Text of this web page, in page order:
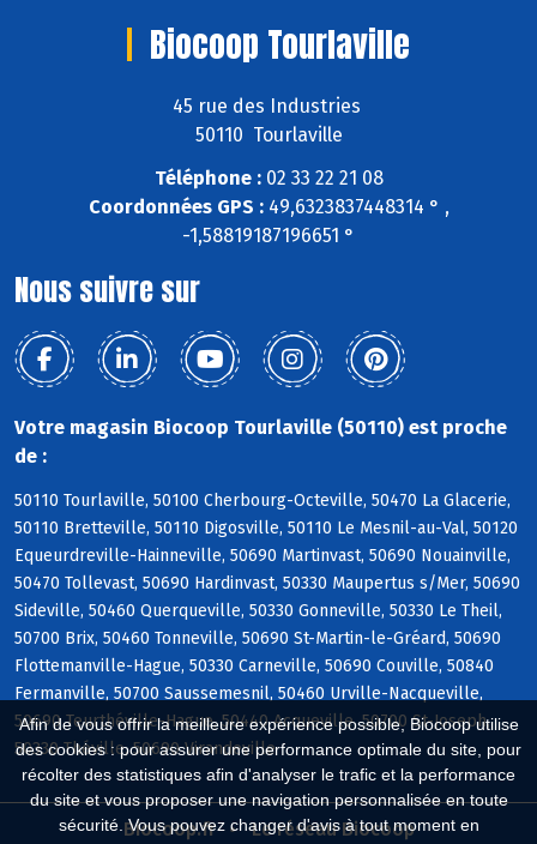
Afin de vous offrir la meilleure expérience possible, Biocoop utilise
des cookies : pour assurer une performance optimale du site, pour
récolter des statistiques afin d'analyser le trafic et la performance
du site et vous proposer une navigation personnalisée en toute
sécurité. Vous pouvez changer d'avis à tout moment en
Biocoop Tourlaville
45 rue des Industries
50110 Tourlaville
Téléphone :02 33 22 21 08
Coordonnées GPS :49,6323837448314 ° ,
-1,58819187196651 °
Nous suivre sur
Votre magasin Biocoop Tourlaville (50110) est proche
de :
50110 Tourlaville, 50100 Cherbourg-Octeville, 50470 La Glacerie,
50110 Bretteville, 50110 Digosville, 50110 Le Mesnil-au-Val, 50120
Equeurdreville-Hainneville, 50690 Martinvast, 50690 Nouainville,
50470 Tollevast, 50690 Hardinvast, 50330 Maupertus s/Mer, 50690
Sideville, 50460 Querqueville, 50330 Gonneville, 50330 Le Theil,
50700 Brix, 50460 Tonneville, 50690 St-Martin-le-Gréard, 50690
Flottemanville-Hague, 50330 Carneville, 50690 Couville, 50840
Fermanville, 50700 Saussemesnil, 50460 Urville-Nacqueville,
50690 Teurthéville-Hague, 50440 Acqueville, 50700 St-Joseph,
50330 Théville, 50690 Virandeville
Biocoop.fr Le réseau Biocoop